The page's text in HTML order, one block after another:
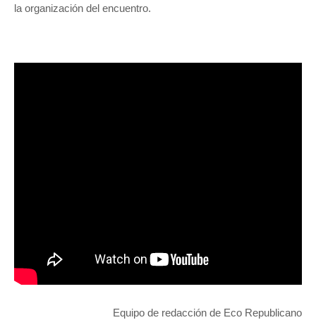
la organización del encuentro.
Equipo de redacción de Eco Republicano